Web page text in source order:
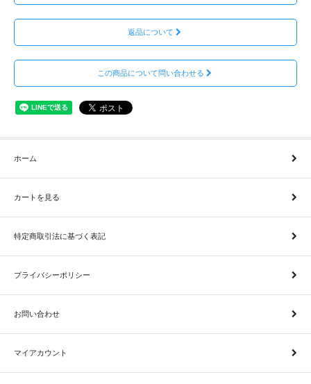
返品について
この商品について問い合わせる
ホーム
カートを見る
特定商取引法に基づく表記
プライバシーポリシー
お問い合わせ
マイアカウント